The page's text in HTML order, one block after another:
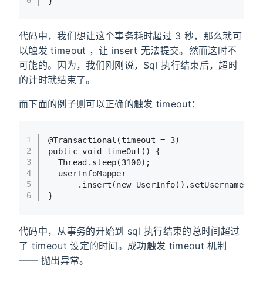
代码中，我们想让这个事务耗时超过 3 秒，那么就可
以触发 timeout ，让 insert 无法提交。然而这时不
可能的。因为，我们刚刚说，Sql 执行结束后，超时
的计时就结束了。
而下面的例子则可以正确的触发 timeout：
1
2
3
4
5
6
@Transactional(timeout = 3)
public void timeOut ()
{
  Thread.sleep(
3100);
  userInfoMapper
      .insert(
new UserInfo().setUsername(
}
代码中，从事务的开始到 sql 执行结束的总时间超过
了 timeout 设定的时间。成功触发 timeout 机制
—— 抛出异常。